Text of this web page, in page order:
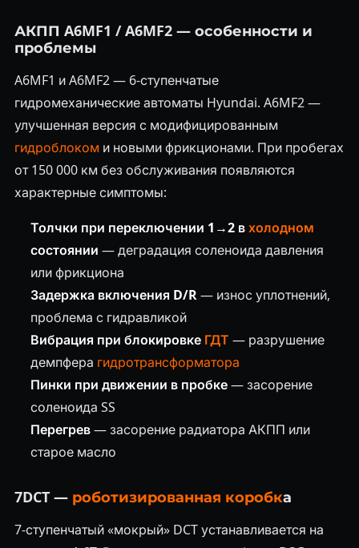
АКПП A6MF1 / A6MF2 — особенности и
проблемы
A6MF1 и A6MF2 — 6-ступенчатые
гидромеханические автоматы Hyundai. A6MF2 —
улучшенная версия с модифицированным
гидроблоком и новыми фрикционами. При пробегах
от 150 000 км без обслуживания появляются
характерные симптомы:
Толчки при переключении 1→2 вхолодном
состоянии — деградация соленоида давления
или фрикциона
Задержка включения D/R— износ уплотнений,
проблема с гидравликой
Вибрация при блокировке ГДТ — разрушение
демпфера гидротрансформатора
Пинки при движении в пробке— засорение
соленоида SS
Перегрев— засорение радиатора АКПП или
старое масло
7DCT — роботизированная коробка
7-ступенчатый «мокрый» DCT устанавливается на